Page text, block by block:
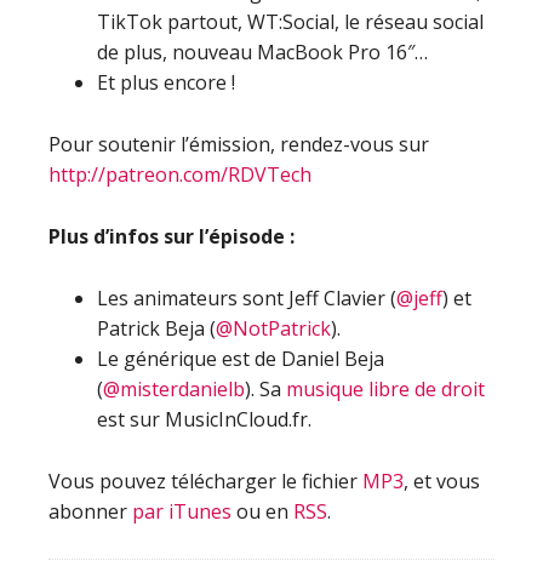
TikTok partout, WT:Social, le réseau social
de plus, nouveau MacBook Pro 16″…
Et plus encore !
Pour soutenir l’émission, rendez-vous sur
http://patreon.com/RDVTech
Plus d’infos sur l’épisode :
Les animateurs sont Jeff Clavier (@jeff) et
Patrick Beja (@NotPatrick).
Le générique est de Daniel Beja
(@misterdanielb). Sa musique libre de droit
est sur MusicInCloud.fr.
Vous pouvez télécharger le fichier MP3, et vous
abonner par iTunes ou en RSS.